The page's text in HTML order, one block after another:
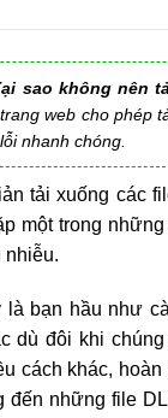
sao không nên
web cho phép
nhanh chóng.
tải xuống các
một trong
nhiễu.
bạn hầu như
dù đôi khi
cách khác,
những file